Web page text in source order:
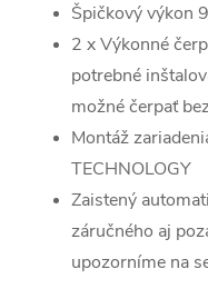
Špičkový výkon
2 x Výkonné
potrebné
možné čerpať
Montáž
TECHNOLOGY
Zaistený
záručného aj
upozorníme na